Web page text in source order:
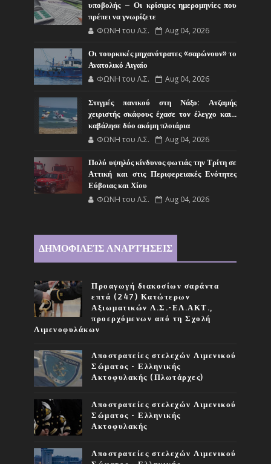
υποβολής – Οι κρίσιμες ημερομηνίες που
πρέπει να γνωρίζετε
ΦΩΝΗ του Λ.Σ. Aug 04, 2026
Οι τουρκικές μηχανότρατες «σαρώνουν» το
Ανατολικό Αιγαίο
ΦΩΝΗ του Λ.Σ. Aug 04, 2026
Στιγμές πανικού στη Νάξο: Ατζαμής
χειριστής σκάφους έχασε τον έλεγχο και...
καβάλησε δύο ακόμη πλοιάρια
ΦΩΝΗ του Λ.Σ. Aug 04, 2026
Πολύ υψηλός κίνδυνος φωτιάς την Τρίτη σε
Αττική και στις Περιφερειακές Ενότητες
Εύβοιας και Χίου
ΦΩΝΗ του Λ.Σ. Aug 04, 2026
ΔΗΜΟΦΙΛΕΊΣ ΑΝΑΡΤΉΣΕΙΣ
Προαγωγή διακοσίων σαράντα
επτά (247) Κατώτερων
Αξιωματικών Λ.Σ.-ΕΛ.ΑΚΤ.,
προερχόμενων από τη Σχολή
Λιμενοφυλάκων
Αποστρατείες στελεχών Λιμενικού
Σώματος - Ελληνικής
Ακτοφυλακής (Πλωτάρχες)
Αποστρατείες στελεχών Λιμενικού
Σώματος - Ελληνικής
Ακτοφυλακής
Αποστρατείες στελεχών Λιμενικού